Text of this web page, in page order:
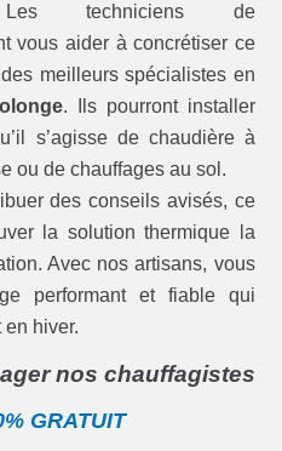
techniciens de
vous aider à concrétiser ce
meilleurs spécialistes en
. Ils pourront installer
s’agisse de chaudière à
ou de chauffages au sol.
des conseils avisés, ce
la solution thermique la
Avec nos artisans, vous
performant et fiable qui
en hiver.
nos chauffagistes
GRATUIT